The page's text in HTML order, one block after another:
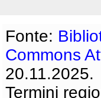
Fonte:
Commons
20.11.2025.
Termini